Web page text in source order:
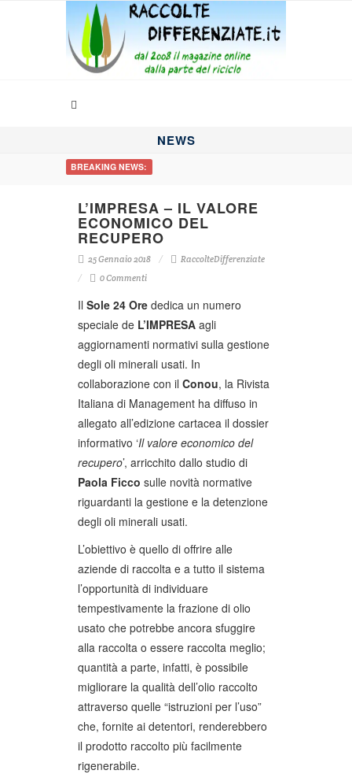
NEWS
BREAKING NEWS:
L’IMPRESA – IL VALORE
ECONOMICO DEL
RECUPERO
25 Gennaio 2018
RaccolteDifferenziate
0 Commenti
Il Sole 24 Ore dedica un numero
speciale de L’IMPRESA agli
aggiornamenti normativi sulla gestione
degli oli minerali usati. In
collaborazione con il Conou, la Rivista
Italiana di Management ha diffuso in
allegato all’edizione cartacea il dossier
informativo ‘Il valore economico del
recupero’, arricchito dallo studio di
Paola Ficco sulle novità normative
riguardanti la gestione e la detenzione
degli oli minerali usati.
L’obiettivo è quello di offrire alle
aziende di raccolta e a tutto il sistema
l’opportunità di individuare
tempestivamente la frazione di olio
usato che potrebbe ancora sfuggire
alla raccolta o essere raccolta meglio;
quantità a parte, infatti, è possibile
migliorare la qualità dell’olio raccolto
attraverso quelle “istruzioni per l’uso”
che, fornite ai detentori, renderebbero
il prodotto raccolto più facilmente
rigenerabile.